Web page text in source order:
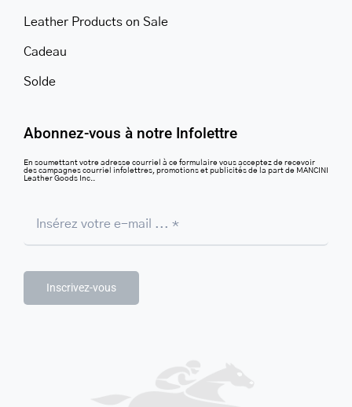
Leather Products on Sale
Cadeau
Solde
Abonnez-vous à notre Infolettre
En soumettant votre adresse courriel à ce formulaire vous acceptez de recevoir
des campagnes courriel infolettres, promotions et publicités de la part de MANCINI
Leather Goods Inc..
Inscrivez-vous